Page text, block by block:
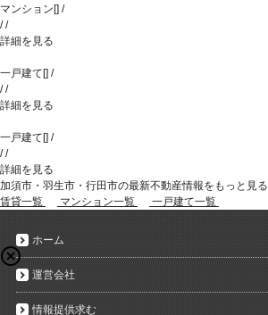
マンション [] /
//
詳細を見る
一戸建て [] /
//
詳細を見る
一戸建て [] /
//
詳細を見る
加須市・羽生市・行田市の最新不動産情報をもっと見る
賃貸一覧
マンション一覧 一戸建て一覧
ホーム
運営会社
情報提供求む